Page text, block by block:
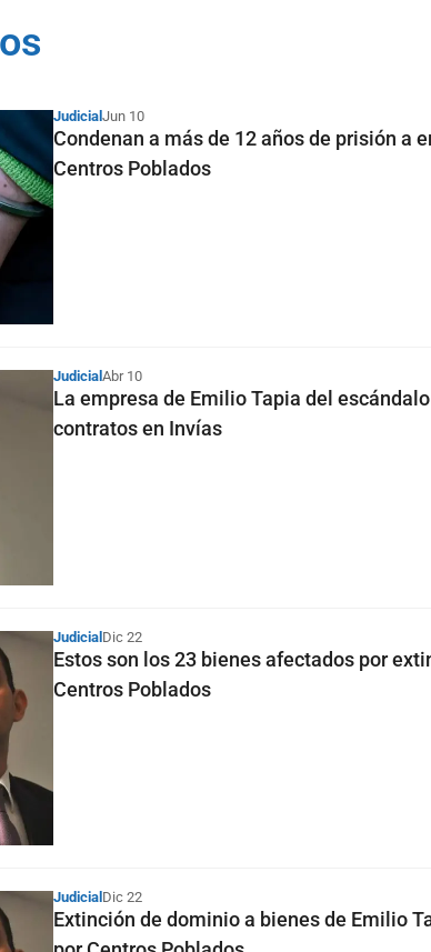
Judicial Jun 10
Condenan a más de 12 años de prisión a
Centros Poblados
Judicial Abr 10
La empresa de Emilio Tapia del
contratos en Invías
JudicialDic 22
Estos son los 23 bienes afectados por
Centros Poblados
Judicial Dic 22
Extinción de dominio a bienes de Emilio